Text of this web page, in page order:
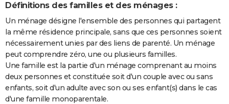
Définitions des familles et des ménages :
Un ménage désigne l'ensemble des personnes qui partagent
la même résidence principale, sans que ces personnes soient
nécessairement unies par des liens de parenté. Un ménage
peut comprendre zéro, une ou plusieurs familles.
Une famille est la partie d'un ménage comprenant au moins
deux personnes et constituée soit d'un couple avec ou sans
enfants, soit d'un adulte avec son ou ses enfant(s) dans le cas
d'une famille monoparentale.